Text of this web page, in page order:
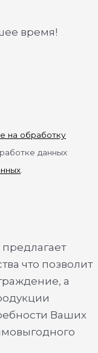
время!
на обработку
данных
что позволит
а
Ваших